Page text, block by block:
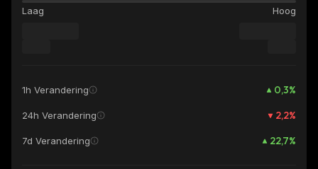
Laag Hoog
1h Verandering 0,3%
24h Verandering 2,2%
7d Verandering 22,7%